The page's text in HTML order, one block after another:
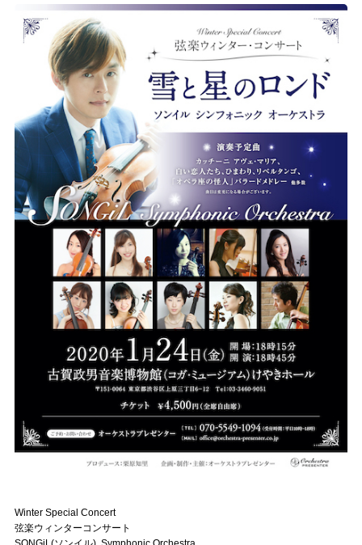
Winter Special Concert
弦楽ウィンターコンサート